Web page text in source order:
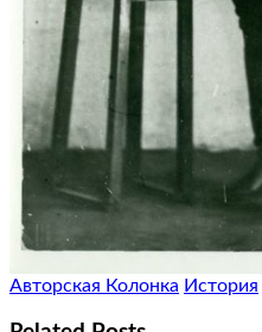
Авторская Колонка История